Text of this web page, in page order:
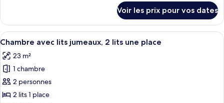
le
type
de
Chambre
Double
Voir les prix pour vos dates
Afficher
toutes
les
photos
pour
ce
Une chambre d’hôtel avec deux lits,
7
Chambre avec lits jumeaux, 2 lits une place
23 m²
1 chambre
2 personnes
2 lits 1 place